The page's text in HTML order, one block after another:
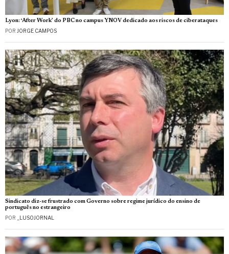
Lyon: ‘After Work’ do PBC no campus YNOV dedicado aos riscos de ciberataques
POR JORGE CAMPOS
Sindicato diz-se frustrado com Governo sobre regime jurídico do ensino de
português no estrangeiro
POR _LUSOJORNAL